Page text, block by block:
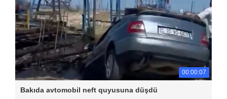
00:00:07
Bakıda avtomobil neft quyusuna düşdü